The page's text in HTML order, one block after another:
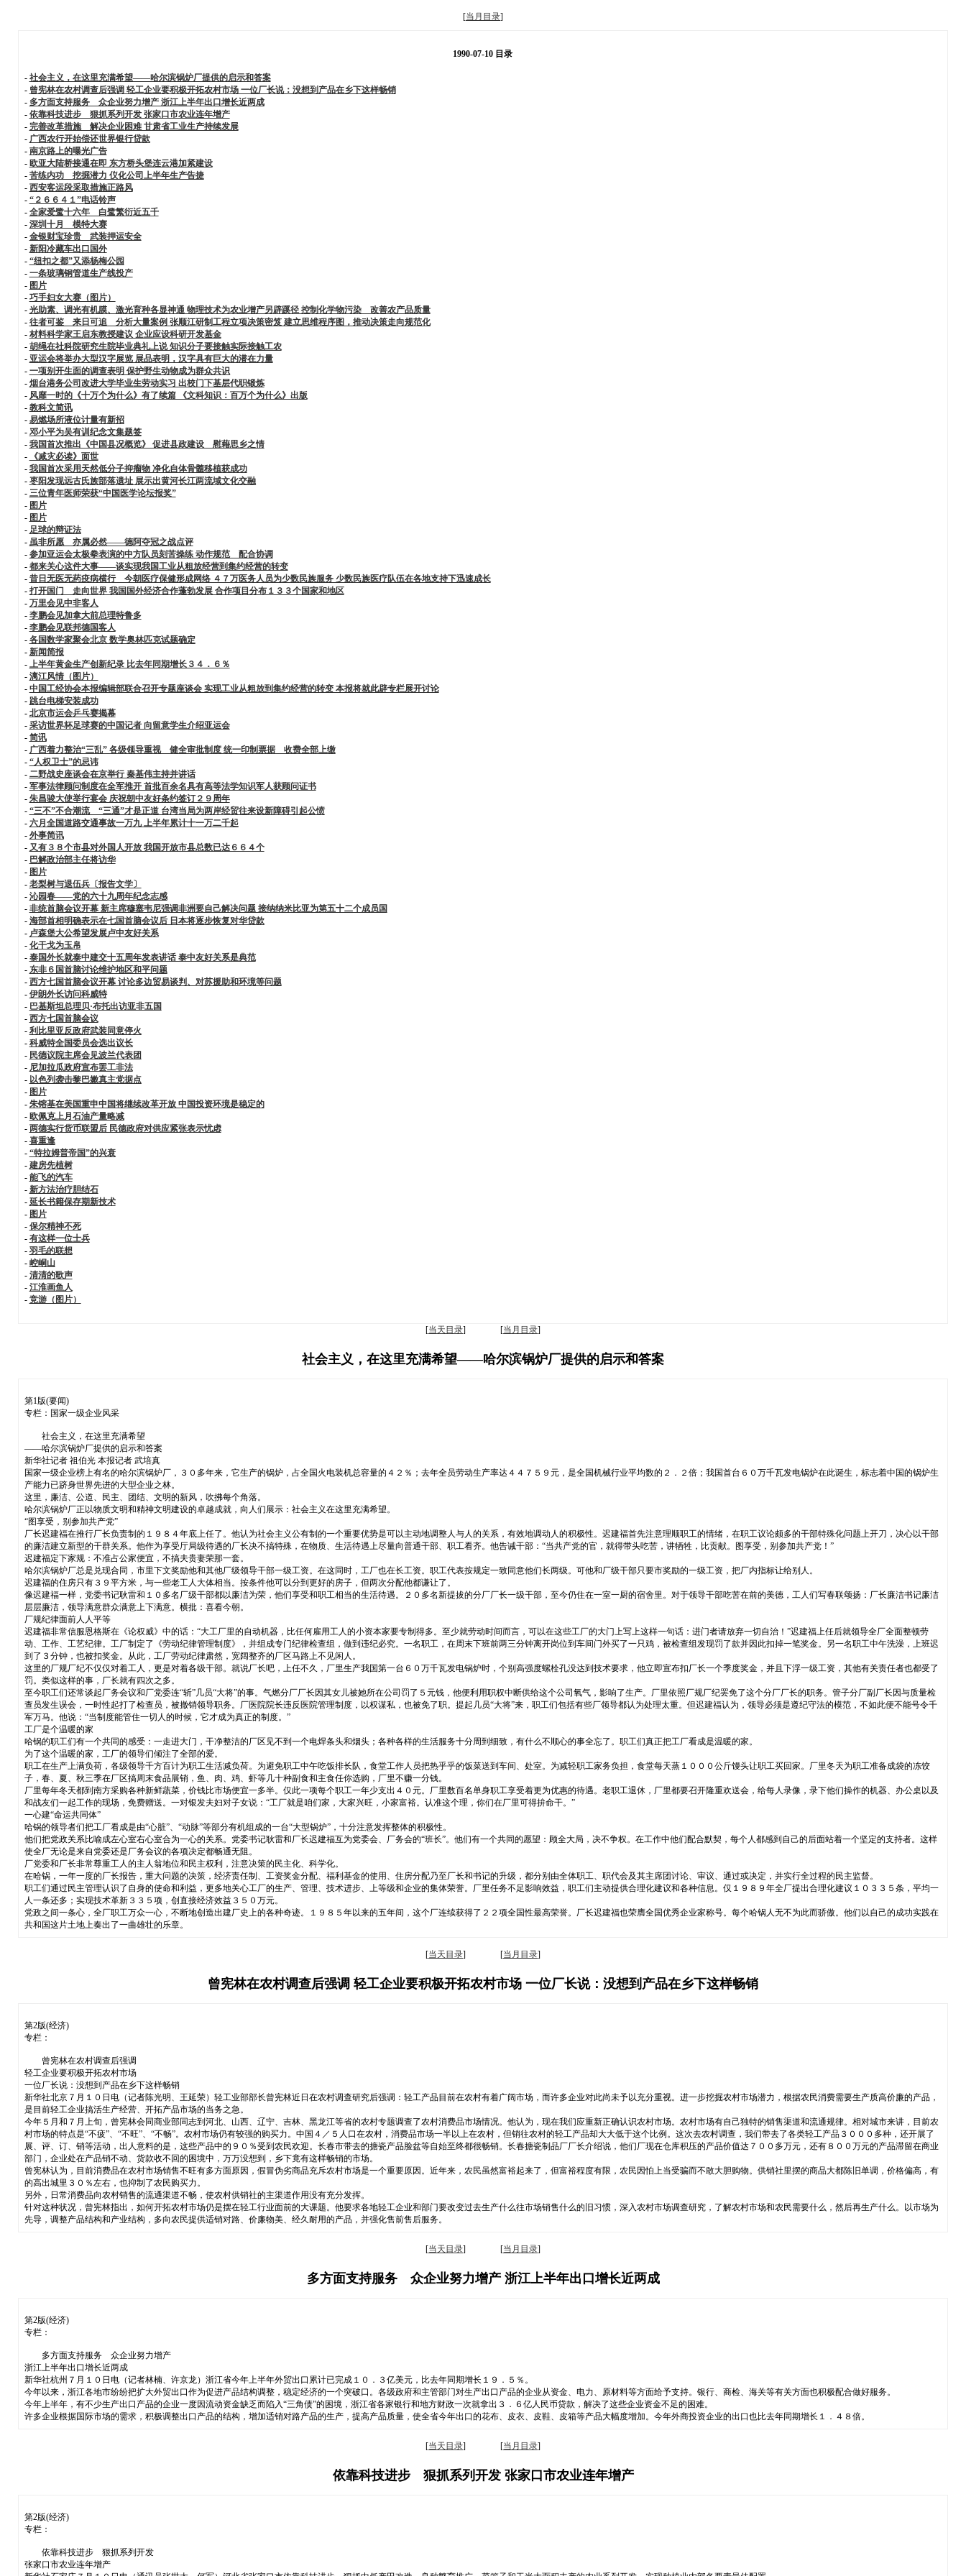
[当月目录]
1990-07-10 目录
- 社会主义，在这里充满希望——哈尔滨锅炉厂提供的启示和答案
- 曾宪林在农村调查后强调 轻工企业要积极开拓农村市场 一位厂长说：没想到产品在乡下这样畅销
- 多方面支持服务 众企业努力增产 浙江上半年出口增长近两成
- 依靠科技进步 狠抓系列开发 张家口市农业连年增产
- 完善改革措施 解决企业困难 甘肃省工业生产持续发展
- 广西农行开始偿还世界银行贷款
- 南京路上的曝光广告
- 欧亚大陆桥接通在即 东方桥头堡连云港加紧建设
- 苦练内功 挖掘潜力 仪化公司上半年生产告捷
- 西安客运段采取措施正路风
- “２６６４１”电话铃声
- 全家爱鹭十六年 白鹭繁衍近五千
- 深圳十月 模特大赛
- 金银财宝珍贵 武装押运安全
- 新阳冷藏车出口国外
- “纽扣之都”又添杨梅公园
- 一条玻璃钢管道生产线投产
- 图片
- 巧手妇女大赛（图片）
- 光助素、调光有机膜、激光育种各显神通 物理技术为农业增产另辟蹊径 控制化学物污染 改善农产品质量
- 往者可鉴 来日可追 分析大量案例 张顺江研制工程立项决策密笈 建立思维程序图，推动决策走向规范化
- 材料科学家王启东教授建议 企业应设科研开发基金
- 胡绳在社科院研究生院毕业典礼上说 知识分子要接触实际接触工农
- 亚运会将举办大型汉字展览 展品表明，汉字具有巨大的潜在力量
- 一项别开生面的调查表明 保护野生动物成为群众共识
- 烟台港务公司改进大学毕业生劳动实习 出校门下基层代职锻炼
- 风靡一时的《十万个为什么》有了续篇 《文科知识：百万个为什么》出版
- 教科文简讯
- 易燃场所液位计量有新招
- 邓小平为吴有训纪念文集题签
- 我国首次推出《中国县况概览》 促进县政建设 慰藉思乡之情
-
《减灾必读》面世
- 我国首次采用天然低分子抑瘤物 净化自体骨髓移植获成功
- 枣阳发现远古氏族部落遗址 展示出黄河长江两流域文化交融
- 三位青年医师荣获“中国医学论坛报奖”
- 图片
- 图片
- 足球的辩证法
- 虽非所愿 亦属必然——德阿夺冠之战点评
- 参加亚运会太极拳表演的中方队员刻苦操练 动作规范 配合协调
- 都来关心这件大事——谈实现我国工业从粗放经营到集约经营的转变
- 昔日无医无药疫病横行 今朝医疗保健形成网络 ４７万医务人员为少数民族服务 少数民族医疗队伍在各地支持下迅速成长
- 打开国门 走向世界 我国国外经济合作蓬勃发展 合作项目分布１３３个国家和地区
- 万里会见中非客人
- 李鹏会见加拿大前总理特鲁多
- 李鹏会见联邦德国客人
- 各国数学家聚会北京 数学奥林匹克试题确定
- 新闻简报
- 上半年黄金生产创新纪录 比去年同期增长３４．６％
- 漓江风情（图片）
- 中国工经协会本报编辑部联合召开专题座谈会 实现工业从粗放到集约经营的转变 本报将就此辟专栏展开讨论
- 跳台电梯安装成功
- 北京市运会乒乓赛揭幕
- 采访世界杯足球赛的中国记者 向留意学生介绍亚运会
- 简讯
- 广西着力整治“三乱” 各级领导重视 健全审批制度 统一印制票据 收费全部上缴
- “人权卫士”的忌讳
- 二野战史座谈会在京举行 秦基伟主持并讲话
- 军事法律顾问制度在全军推开 首批百余名具有高等法学知识军人获顾问证书
- 朱昌骏大使举行宴会 庆祝朝中友好条约签订２９周年
- “三不”不合潮流 “三通”才是正道 台湾当局为两岸经贸往来设新障碍引起公愤
- 六月全国道路交通事故一万九 上半年累计十一万二千起
- 外事简讯
- 又有３８个市县对外国人开放 我国开放市县总数已达６６４个
- 巴解政治部主任将访华
- 图片
- 老梨树与退伍兵〔报告文学〕
- 沁园春——党的六十九周年纪念志感
- 非统首脑会议开幕 新主席穆塞韦尼强调非洲要自己解决问题 接纳纳米比亚为第五十二个成员国
- 海部首相明确表示在七国首脑会议后 日本将逐步恢复对华贷款
- 卢森堡大公希望发展卢中友好关系
- 化干戈为玉帛
- 泰国外长就泰中建交十五周年发表讲话 泰中友好关系是典范
- 东非６国首脑讨论维护地区和平问题
- 西方七国首脑会议开幕 讨论多边贸易谈判、对苏援助和环境等问题
- 伊朗外长访问科威特
- 巴基斯坦总理贝·布托出访亚非五国
- 西方七国首脑会议
- 利比里亚反政府武装同意停火
- 科威特全国委员会选出议长
- 民德议院主席会见波兰代表团
- 尼加拉瓜政府宣布罢工非法
- 以色列袭击黎巴嫩真主党据点
- 图片
- 朱镕基在美国重申中国将继续改革开放 中国投资环境是稳定的
- 欧佩克上月石油产量略减
- 两德实行货币联盟后 民德政府对供应紧张表示忧虑
- 喜重逢
- “特拉姆普帝国”的兴衰
- 建房先植树
- 能飞的汽车
- 新方法治疗胆结石
- 延长书籍保存期新技术
- 图片
- 保尔精神不死
- 有这样一位士兵
- 羽毛的联想
- 崆峒山
- 清清的歌声
- 江淮画鱼人
- 竞游（图片）
[当天目录] [当月目录]
社会主义，在这里充满希望——哈尔滨锅炉厂提供的启示和答案
第1版(要闻)
专栏：国家一级企业风采
社会主义，在这里充满希望
——哈尔滨锅炉厂提供的启示和答案
新华社记者 祖伯光 本报记者 武培真
国家一级企业榜上有名的哈尔滨锅炉厂，３０多年来，它生产的锅炉，占全国火电装机总容量的４２％；去年全员劳动生产率达４４７５９元，是全国机械行业平均数的２．２倍；我国首台６０万千瓦发电锅炉在此诞生，标志着中国的锅炉生
产能力已跻身世界先进的大型企业之林。
这里，廉洁、公道、民主、团结、文明的新风，吹拂每个角落。
哈尔滨锅炉厂正以物质文明和精神文明建设的卓越成就，向人们展示：社会主义在这里充满希望。
“图享受，别参加共产党”
厂长迟建福在推行厂长负责制的１９８４年底上任了。他认为社会主义公有制的一个重要优势是可以主动地调整人与人的关系，有效地调动人的积极性。迟建福首先注意理顺职工的情绪，在职工议论颇多的干部特殊化问题上开刀，决心以干部
的廉洁建立新型的干群关系。他作为享受厅局级待遇的厂长决不搞特殊，在物质、生活待遇上尽量向普通干部、职工看齐。他告诫干部：“当共产党的官，就得带头吃苦，讲牺牲，比贡献。图享受，别参加共产党！”
迟建福定下家规：不准占公家便宜，不搞夫贵妻荣那一套。
哈尔滨锅炉厂总是兑现合同，市里下文奖励他和其他厂级领导干部一级工资。在这同时，工厂也在长工资。职工代表按规定一致同意他们长两级。可他和厂级干部只要市奖励的一级工资，把厂内指标让给别人。
迟建福的住房只有３９平方米，与一些老工人大体相当。按条件他可以分到更好的房子，但两次分配他都谦让了。
像迟建福一样，党委书记耿雷和１０多名厂级干部都以廉洁为荣，他们享受和职工相当的生活待遇。２０多名新提拔的分厂厂长一级干部，至今仍住在一室一厨的宿舍里。对于领导干部吃苦在前的美德，工人们写春联颂扬：厂长廉洁书记廉洁
层层廉洁，领导满意群众满意上下满意。横批：喜看今朝。
厂规纪律面前人人平等
迟建福非常信服恩格斯在《论权威》中的话：“大工厂里的自动机器，比任何雇用工人的小资本家要专制得多。至少就劳动时间而言，可以在这些工厂的大门上写上这样一句话：进门者请放弃一切自治！”迟建福上任后就领导全厂全面整顿劳
动、工作、工艺纪律。工厂制定了《劳动纪律管理制度》，并组成专门纪律检查组，做到违纪必究。一名职工，在周末下班前两三分钟离开岗位到车间门外买了一只鸡，被检查组发现罚了款并因此扣掉一笔奖金。另一名职工中午洗澡，上班迟
到了３分钟，也被扣奖金。从此，工厂劳动纪律肃然，宽阔整齐的厂区马路上不见闲人。
这里的厂规厂纪不仅仅对着工人，更是对着各级干部。就说厂长吧，上任不久，厂里生产我国第一台６０万千瓦发电锅炉时，个别高强度螺栓孔没达到技术要求，他立即宣布扣厂长一个季度奖金，并且下浮一级工资，其他有关责任者也都受了
罚。类似这样的事，厂长就有四次之多。
至今职工们还常谈起厂务会议和厂党委连“斩”几员“大将”的事。气燃分厂厂长因其女儿被她所在公司罚了５元钱，他便利用职权中断供给这个公司氧气，影响了生产。厂里依照厂规厂纪罢免了这个分厂厂长的职务。管子分厂副厂长因与质量检
查员发生误会，一时性起打了检查员，被撤销领导职务。厂医院院长违反医院管理制度，以权谋私，也被免了职。提起几员“大将”来，职工们包括有些厂领导都认为处理太重。但迟建福认为，领导必须是遵纪守法的模范，不如此便不能号令千
军万马。他说：“当制度能管住一切人的时候，它才成为真正的制度。”
工厂是个温暖的家
哈锅的职工们有一个共同的感受：一走进大门，干净整洁的厂区见不到一个电焊条头和烟头；各种各样的生活服务十分周到细致，有什么不顺心的事全忘了。职工们真正把工厂看成是温暖的家。
为了这个温暖的家，工厂的领导们倾注了全部的爱。
职工在生产上满负荷，各级领导千方百计为职工生活减负荷。为避免职工中午吃饭排长队，食堂工作人员把热乎乎的饭菜送到车间、处室。为减轻职工家务负担，食堂每天蒸１０００公斤馒头让职工买回家。厂里冬天为职工准备成袋的冻饺
子，春、夏、秋三季在厂区搞周末食品展销，鱼、肉、鸡、虾等几十种副食和主食任你选购，厂里不赚一分钱。
厂里每年冬天都到南方采购各种新鲜蔬菜，价钱比市场便宜一多半。仅此一项每个职工一年少支出４０元。厂里数百名单身职工享受着更为优惠的待遇。老职工退休，厂里都要召开隆重欢送会，给每人录像，录下他们操作的机器、办公桌以及
和战友们一起工作的现场，免费赠送。一对银发夫妇对子女说：“工厂就是咱们家，大家兴旺，小家富裕。认准这个理，你们在厂里可得拚命干。”
一心建“命运共同体”
哈锅的领导者们把工厂看成是由“心脏”、“动脉”等部分有机组成的一台“大型锅炉”，十分注意发挥整体的积极性。
他们把党政关系比喻成左心室右心室合为一心的关系。党委书记耿雷和厂长迟建福互为党委会、厂务会的“班长”。他们有一个共同的愿望：顾全大局，决不争权。在工作中他们配合默契，每个人都感到自己的后面站着一个坚定的支持者。这样
使全厂无论是来自党委还是厂务会议的各项决定都畅通无阻。
厂党委和厂长非常尊重工人的主人翁地位和民主权利，注意决策的民主化、科学化。
在哈锅，一年一度的厂长报告，重大问题的决策，经济责任制、工资奖金分配、福利基金的使用、住房分配乃至厂长和书记的升级，都分别由全体职工、职代会及其主席团讨论、审议、通过或决定，并实行全过程的民主监督。
职工们通过民主管理认识了自身的使命和利益，更多地关心工厂的生产、管理、技术进步、上等级和企业的集体荣誉。厂里任务不足影响效益，职工们主动提供合理化建议和各种信息。仅１９８９年全厂提出合理化建议１０３３５条，平均一
人一条还多；实现技术革新３３５项，创直接经济效益３５０万元。
党政之间一条心，全厂职工万众一心，不断地创造出建厂史上的各种奇迹。１９８５年以来的五年间，这个厂连续获得了２２项全国性最高荣誉。厂长迟建福也荣膺全国优秀企业家称号。每个哈锅人无不为此而骄傲。他们以自己的成功实践在
共和国这片土地上奏出了一曲雄壮的乐章。
[当天目录] [当月目录]
曾宪林在农村调查后强调 轻工企业要积极开拓农村市场 一位厂长说：没想到产品在乡下这样畅销
第2版(经济)
专栏：
曾宪林在农村调查后强调
轻工企业要积极开拓农村市场
一位厂长说：没想到产品在乡下这样畅销
新华社北京７月１０日电（记者陈光明、王延荣）轻工业部部长曾宪林近日在农村调查研究后强调：轻工产品目前在农村有着广阔市场，而许多企业对此尚未予以充分重视。进一步挖掘农村市场潜力，根据农民消费需要生产质高价廉的产品，
是目前轻工企业搞活生产经营、开拓产品市场的当务之急。
今年５月和７月上旬，曾宪林会同商业部同志到河北、山西、辽宁、吉林、黑龙江等省的农村专题调查了农村消费品市场情况。他认为，现在我们应重新正确认识农村市场。农村市场有自己独特的销售渠道和流通规律。相对城市来讲，目前农
村市场的特点是“不疲”、“不旺”、“不畅”。农村市场仍有较强的购买力。中国４／５人口在农村，消费品市场一半以上在农村，但销往农村的轻工产品却大大低于这个比例。这次去农村调查，我们带去了各类轻工产品３０００多种，还开展了
展、评、订、销等活动，出人意料的是，这些产品中的９０％受到农民欢迎。长春市带去的搪瓷产品脸盆等自始至终都很畅销。长春搪瓷制品厂厂长介绍说，他们厂现在仓库积压的产品价值达７００多万元，还有８００万元的产品滞留在商业
部门，企业处在产品销不动、货款收不回的困境中，万万没想到，乡下竟有这样畅销的市场。
曾宪林认为，目前消费品在农村市场销售不旺有多方面原因，假冒伪劣商品充斥农村市场是一个重要原因。近年来，农民虽然富裕起来了，但富裕程度有限，农民因怕上当受骗而不敢大胆购物。供销社里摆的商品大都陈旧单调，价格偏高，有
的高出城里３０％左右，也抑制了农民购买力。
另外，日常消费品向农村销售的流通渠道不畅，使农村供销社的主渠道作用没有充分发挥。
针对这种状况，曾宪林指出，如何开拓农村市场仍是摆在轻工行业面前的大课题。他要求各地轻工企业和部门要改变过去生产什么往市场销售什么的旧习惯，深入农村市场调查研究，了解农村市场和农民需要什么，然后再生产什么。以市场为
先导，调整产品结构和产业结构，多向农民提供适销对路、价廉物美、经久耐用的产品，并强化售前售后服务。
[当天目录] [当月目录]
多方面支持服务 众企业努力增产 浙江上半年出口增长近两成
第2版(经济)
专栏：
多方面支持服务 众企业努力增产
浙江上半年出口增长近两成
新华社杭州７月１０日电（记者林楠、许京龙）浙江省今年上半年外贸出口累计已完成１０．３亿美元，比去年同期增长１９．５％。
今年以来，浙江各地市纷纷把扩大外贸出口作为促进产品结构调整，稳定经济的一个突破口。各级政府和主管部门对生产出口产品的企业从资金、电力、原材料等方面给予支持。银行、商检、海关等有关方面也积极配合做好服务。
今年上半年，有不少生产出口产品的企业一度因流动资金缺乏而陷入“三角债”的困境，浙江省各家银行和地方财政一次就拿出３．６亿人民币贷款，解决了这些企业资金不足的困难。
许多企业根据国际市场的需求，积极调整出口产品的结构，增加适销对路产品的生产，提高产品质量，使全省今年出口的花布、皮衣、皮鞋、皮箱等产品大幅度增加。今年外商投资企业的出口也比去年同期增长１．４８倍。
[当天目录] [当月目录]
依靠科技进步 狠抓系列开发 张家口市农业连年增产
第2版(经济)
专栏：
依靠科技进步 狠抓系列开发
张家口市农业连年增产